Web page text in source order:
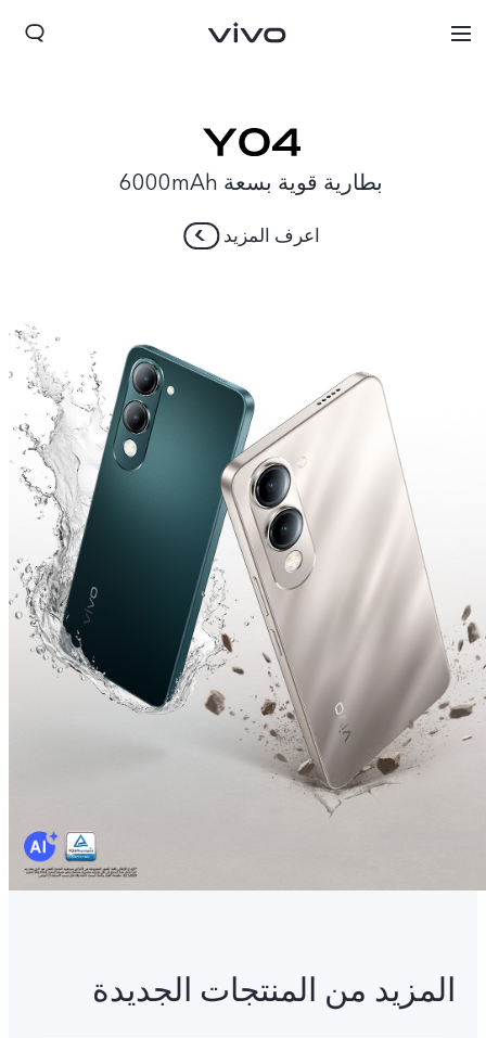
بطارية قوية بسعة 6000mAh
اعرف المزيد
المزيد من المنتجات الجديدة